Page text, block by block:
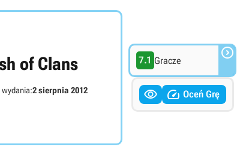
of Clans
wydania:2 sierpnia 2012
7.1 Gracze 
  Oceń Grę